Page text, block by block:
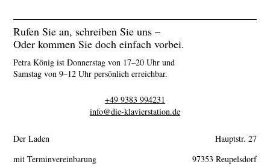
Rufen Sie an, schreiben Sie uns –
Oder kommen Sie doch einfach vorbei.
Petra König ist Donnerstag von 17–20 Uhr und
Samstag von 9–12 Uhr persönlich erreichbar.
+49 9383 994231
info@die-klavierstation.de
Der Laden
mit Terminvereinbarung
Hauptstr. 27
97353 Reupelsdorf